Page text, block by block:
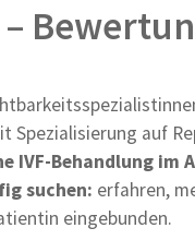
Spezialisierung auf
Behandlung im
suchen: erfahren,
eingebunden.